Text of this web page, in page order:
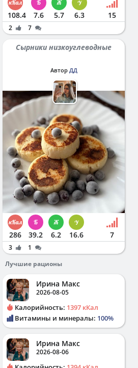
108.4 7.6 5.7 6.3 15
2 7
Сырники низкоуглеводные
Автор ДД
286 39.2 6.2 16.6 7
3
1
Лучшие рационы
Ирина Макс
2026-08-05
Калорийность: 1397 кКал
Витамины и минералы: 100%
Ирина Макс
2026-08-06